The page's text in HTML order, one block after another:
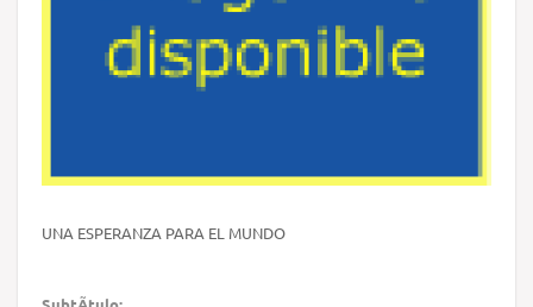
UNA ESPERANZA PARA EL MUNDO